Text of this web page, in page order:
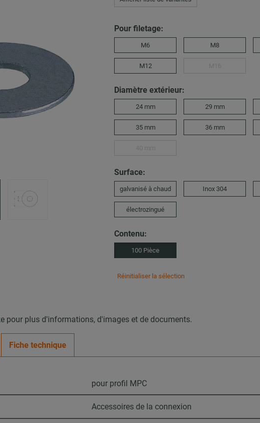
Pour filetage:
M6 M8
M12
Diamètre extérieur:
24 mm 29 mm
35 mm 36 mm
Surface:
galvanisé à chaud Inox 304
électrozingué
Contenu:
100 Pièce
Réinitialiser la sélection
pour plus d'informations, d'images et de documents.
Fiche technique
pour profil MPC
Accessoires de la connexion